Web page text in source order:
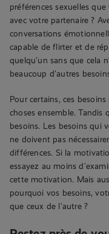
préférences sexuelles
avec votre partenaire ?
conversations
capable de flirter et de
quelqu’un sans que cela
beaucoup d’autres
Pour certains, ces
choses ensemble. Tandis
besoins. Les besoins qui
ne doivent pas
différences. Si la
essayez au moins
cette motivation. Mais
pourquoi vos besoins,
que ceux de l’autre ?